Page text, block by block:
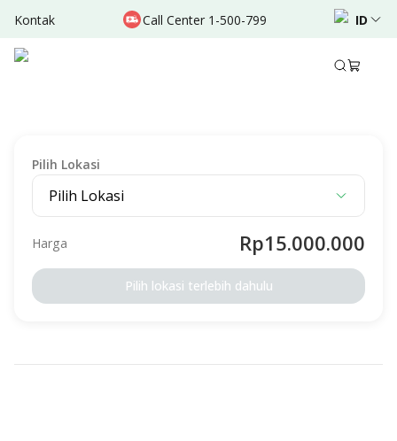
Kontak Call Center 1-500-799 ID
Pilih Lokasi
Pilih Lokasi
Harga Rp15.000.000
Pilih lokasi terlebih dahulu
Deskripsi Syarat & Ketentuan